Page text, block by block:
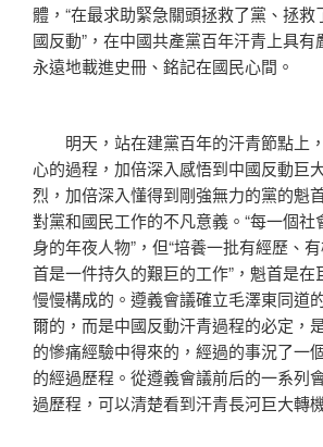
體，“在最求助緊急關頭拯救了黨、拯救
國反動”，在中國共產黨百年汗青上具有
永遠地載進史冊、銘記在國民心間。
明天，站在建黨百年的汗青節點上
心的過程，加倍深入感悟到中國反動巨
烈，加倍深入懂得到剛強無力的黨的魁
對黨和國民工作的不凡意義。“每一個
身的年夜人物”，但“培養一批有經歷、
首是一件持久的艱巨的工作”，魁首是在
慢慢構成的。遵義會議確立毛澤東同道
爾的，而是中國反動汗青過程的必定，
的慘痛經驗中得來的，經過的事況了一
的經過歷程。從遵義會議前后的一系列
過歷程，可以清楚看到汗青長河巨大轉